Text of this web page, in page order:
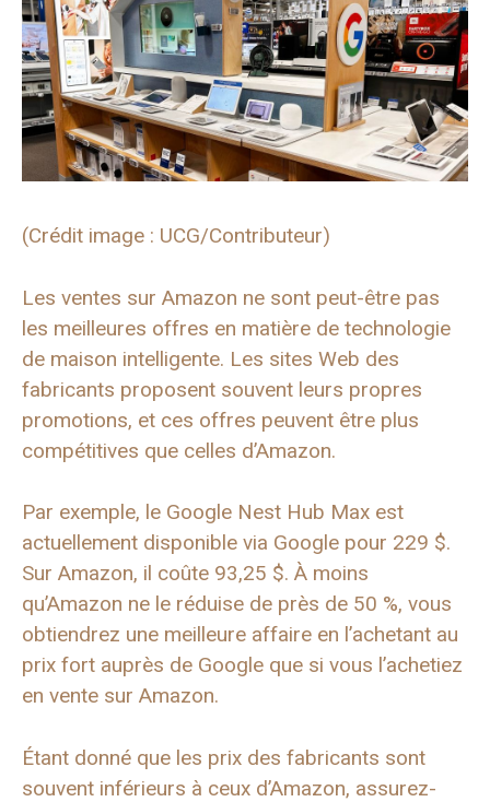
(Crédit image : UCG/Contributeur)
Les ventes sur Amazon ne sont peut-être pas
les meilleures offres en matière de technologie
de maison intelligente. Les sites Web des
fabricants proposent souvent leurs propres
promotions, et ces offres peuvent être plus
compétitives que celles d’Amazon.
Par exemple, le Google Nest Hub Max est
actuellement disponible via Google pour 229 $.
Sur Amazon, il coûte 93,25 $. À moins
qu’Amazon ne le réduise de près de 50 %, vous
obtiendrez une meilleure affaire en l’achetant au
prix fort auprès de Google que si vous l’achetiez
en vente sur Amazon.
Étant donné que les prix des fabricants sont
souvent inférieurs à ceux d’Amazon, assurez-